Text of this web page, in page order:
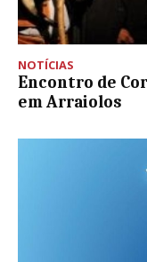
NOTÍCIAS
Encontro de
em Arraiolos